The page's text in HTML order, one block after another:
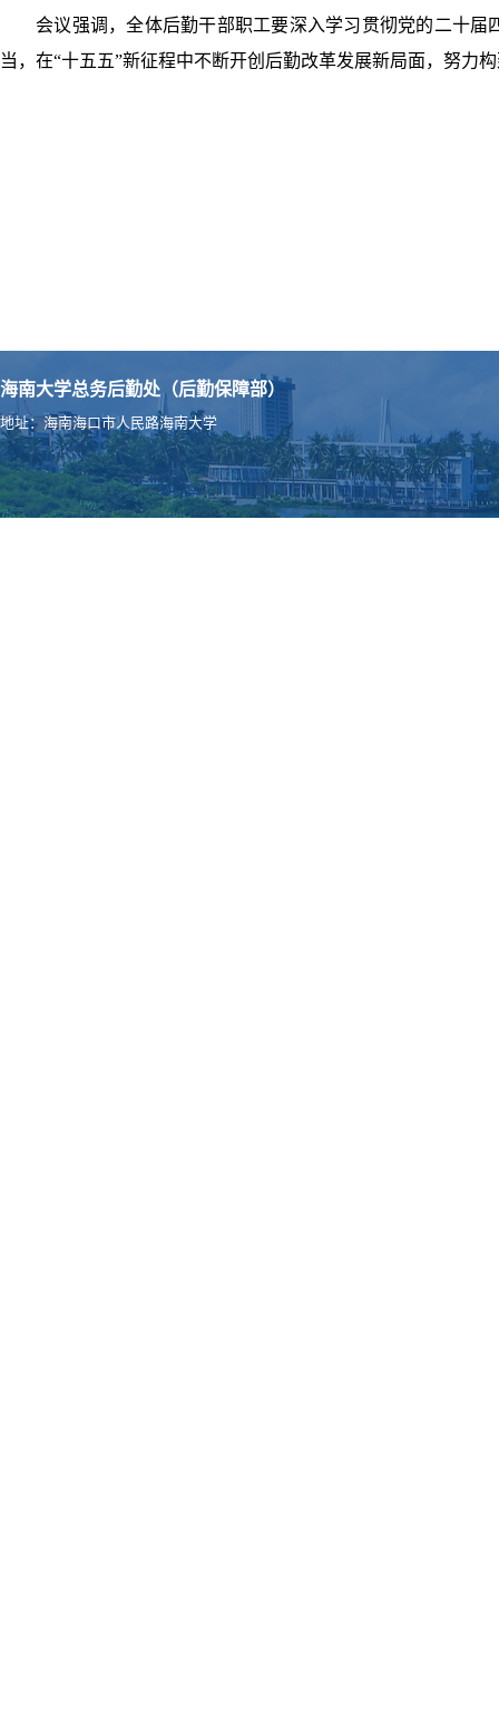
会议强调，全体后勤干部职工要深入学习贯彻党的二十
当，在“十五五”新征程中不断开创后勤改革发展新局面，努力
海南大学总务后勤处（后勤保障部）
地址：海南海口市人民路海南大学